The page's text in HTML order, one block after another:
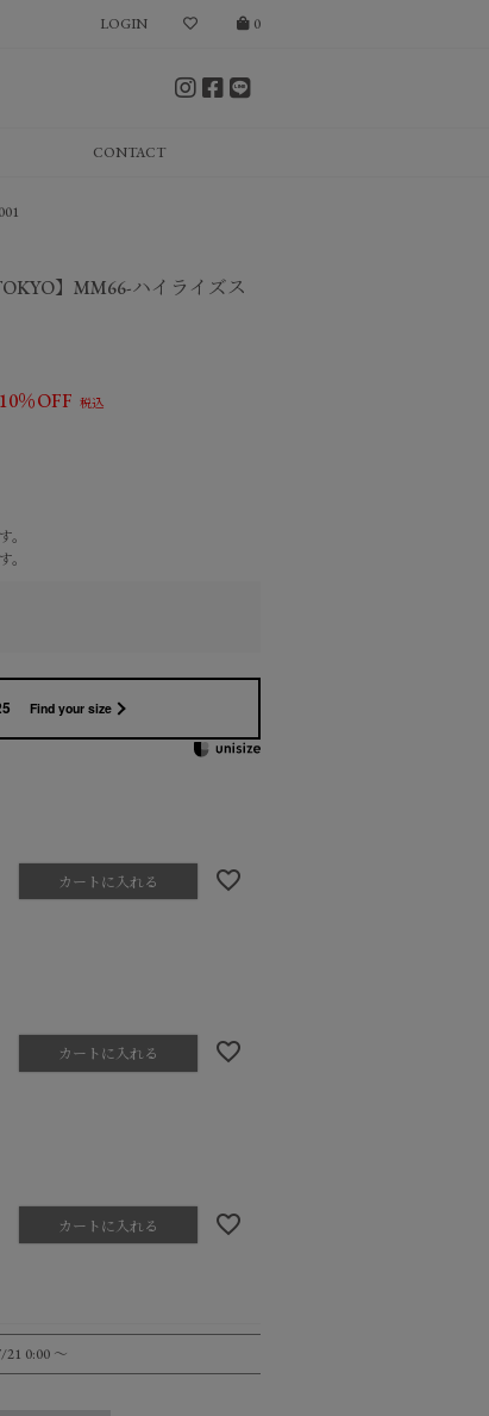
LOGIN 0
CONTACT
】MM66-ハイライズス
％OFF
Find your size
カートに入れる
カートに入れる
カートに入れる
21 0:00 〜